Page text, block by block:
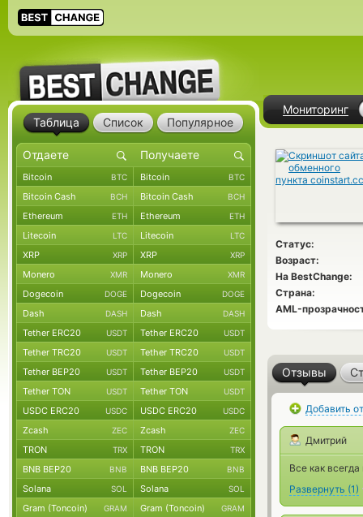
Мониторинг
Статус:
Возраст:
На BestChange:
Страна:
AML-
Отзывы
Добавить
Дмитрий
Все как
Развернуть (1)
Таблица Список Популярное
Bitcoin BTC Bitcoin BTC
Bitcoin Cash BCH Bitcoin Cash BCH
Ethereum ETH Ethereum ETH
Litecoin LTC Litecoin LTC
XRP XRP XRP XRP
Monero XMR Monero XMR
Dogecoin DOGE Dogecoin DOGE
Dash DASH Dash DASH
Tether ERC20 USDT Tether ERC20 USDT
Tether TRC20 USDT Tether TRC20 USDT
Tether BEP20 USDT Tether BEP20 USDT
Tether TON USDT Tether TON USDT
USDC ERC20 USDC USDC ERC20 USDC
Zcash ZEC Zcash ZEC
TRON TRX TRON TRX
BNB BEP20 BNB BNB BEP20 BNB
Solana SOL Solana SOL
Gram (Toncoin) GRAM Gram (Toncoin) GRAM